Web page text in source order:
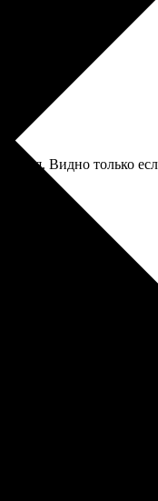
Видно только
ровно, цвета
быстро